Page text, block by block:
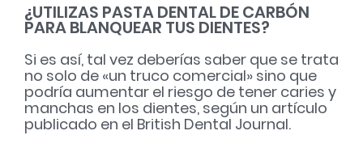
¿UTILIZAS PASTA DENTAL DE CARBÓN
PARA BLANQUEAR TUS DIENTES?
Si es así, tal vez deberías saber que se trata
no solo de «un truco comercial» sino que
podría aumentar el riesgo de tener caries y
manchas en los dientes, según un artículo
publicado en el British Dental Journal.